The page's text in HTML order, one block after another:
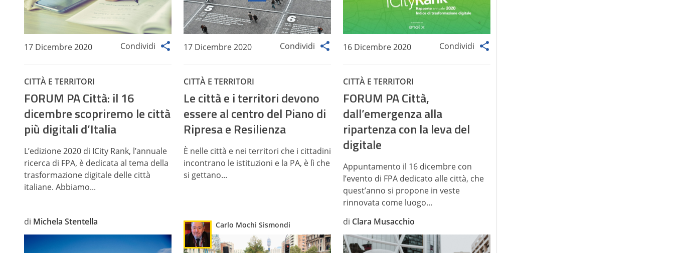
17 Dicembre 2020 Condividi 17 Dicembre 2020 Condividi 16 Dicembre 2020 Condividi
CITTÀ E TERRITORI
FORUM PA Città: il 16
dicembre scopriremo le città
più digitali d’Italia
L’edizione 2020 di ICity Rank, l’annuale
ricerca di FPA, è dedicata al tema della
trasformazione digitale delle città
italiane. Abbiamo...
di Michela Stentella
CITTÀ E TERRITORI
Le città e i territori devono
essere al centro del Piano di
Ripresa e Resilienza
È nelle città e nei territori che i cittadini
incontrano le istituzioni e la PA, è lì che
si gettano...
Carlo Mochi Sismondi
CITTÀ E TERRITORI
FORUM PA Città,
dall’emergenza alla
ripartenza con la leva del
digitale
Appuntamento il 16 dicembre con
l’evento di FPA dedicato alle città, che
quest’anno si propone in veste
rinnovata come luogo...
di Clara Musacchio